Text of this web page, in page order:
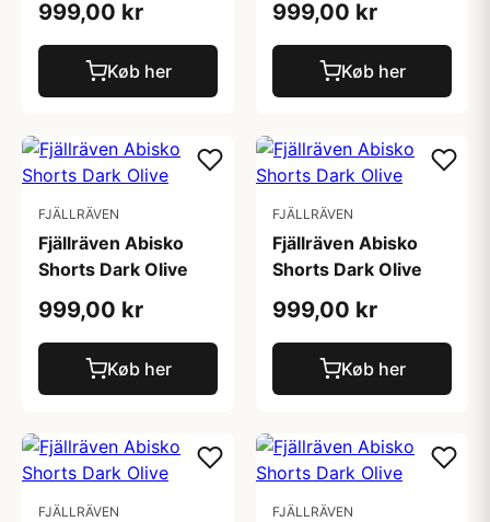
999,00 kr
Køb her
999,00 kr
Køb her
FJÄLLRÄVEN
Fjällräven Abisko
Shorts Dark Olive
999,00 kr
Køb her
FJÄLLRÄVEN
Fjällräven Abisko
Shorts Dark Olive
999,00 kr
Køb her
FJÄLLRÄVEN FJÄLLRÄVEN